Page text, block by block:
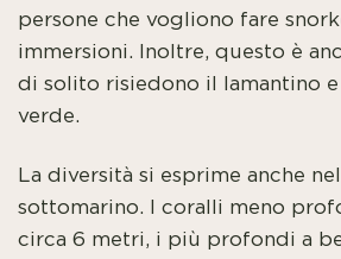
persone che vogliono fare
immersioni. Inoltre, questo è
di solito risiedono il lamantino
verde.
La diversità si esprime anche
sottomarino. I coralli meno
circa 6 metri, i più profondi a